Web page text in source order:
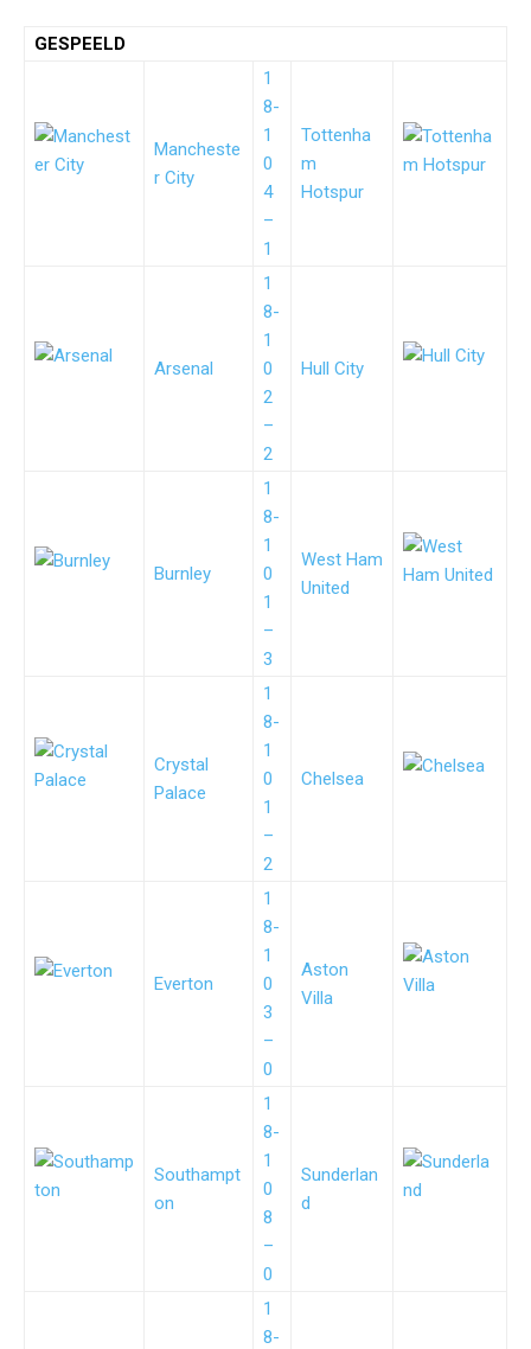
GESPEELD
Mancheste
r City
1
8-
1
0
4
–
1
Tottenha
m
Hotspur
Arsenal
1
8-
1
0
2
–
2
Hull City
Burnley
1
8-
1
0
1
–
3
West Ham
United
Crystal
Palace
1
8-
1
0
1
–
2
Chelsea
Everton
1
8-
1
0
3
–
0
Aston
Villa
Southampt
on
1
8-
1
0
8
–
0
Sunderlan
d
1
8-